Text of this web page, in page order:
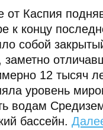
от Каспия
к концу
собой
12 тысяч
уровень
водам
бассейн.